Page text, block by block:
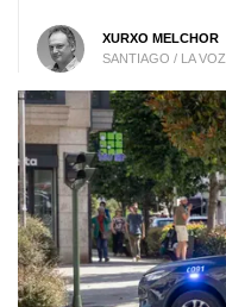
XURXO MELCHOR
SANTIAGO / LA VOZ